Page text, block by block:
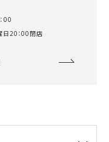
00
日20：00閉店